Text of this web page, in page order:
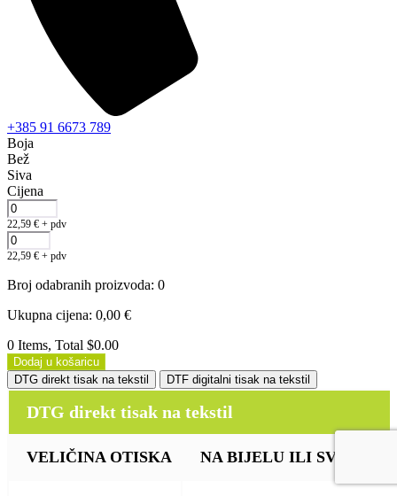
+385 91 6673 789
Boja
Bež
Siva
Cijena
22,59 € + pdv
22,59 € + pdv
Broj odabranih proizvoda: 0
Ukupna cijena: 0,00 €
0 Items, Total $0.00
Dodaj u košaricu
DTG direkt tisak na tekstil
DTF digitalni tisak na tekstil
DTG direkt tisak na tekstil
VELIČINA OTISKA NA BIJELU ILI SVIJETLU